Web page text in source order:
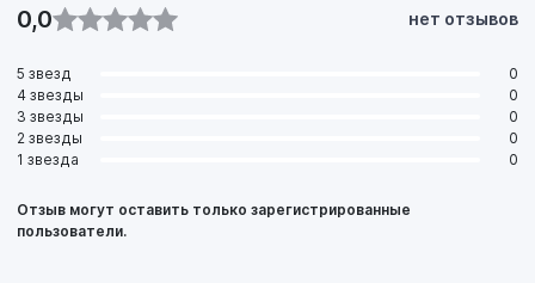
0,0 нет отзывов
5 звезд
0
4 звезды
0
3 звезды
0
2 звезды
0
1 звезда
0
Отзыв могут оставить только зарегистрированные
пользователи.